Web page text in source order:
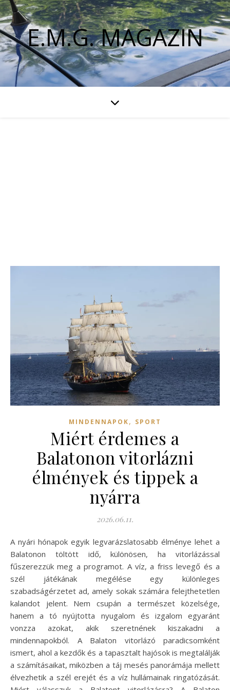
E.M.G. MAGAZIN
MINDENNAPOK, SPORT
Miért érdemes a
Balatonon vitorlázni
élmények és tippek a
nyárra
2026.06.11.
A nyári hónapok egyik legvarázslatosabb élménye lehet a
Balatonon töltött idő, különösen, ha vitorlázással
fűszerezzük meg a programot. A víz, a friss levegő és a
szél játékának megélése egy különleges
szabadságérzetet ad, amely sokak számára felejthetetlen
kalandot jelent. Nem csupán a természet közelsége,
hanem a tó nyújtotta nyugalom és izgalom egyaránt
vonzza azokat, akik szeretnének kiszakadni a
mindennapokból. A Balaton vitorlázó paradicsomként
ismert, ahol a kezdők és a tapasztalt hajósok is megtalálják
a számításaikat, miközben a táj mesés panorámája mellett
élvezhetik a szél erejét és a víz hullámainak ringatózását.